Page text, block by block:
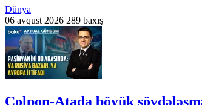
Dünya
06 avqust 2026 289 baxış
Çolpon-Atada böyük